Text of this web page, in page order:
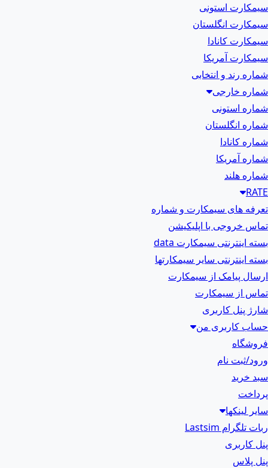
سیمکارت استونی
سیمکارت انگلستان
سیمکارت کانادا
سیمکارت آمریکا
شماره رند و انتخابی
شماره خارجی
شماره استونی
شماره انگلستان
شماره کانادا
شماره آمریکا
شماره هلند
RATE
تعرفه های سیمکارت و شماره
تماس خروجی با اپلیکیشن
بسته اینترنتی سیمکارت data
بسته اینترنتی سایر سیمکارتها
ارسال پیامک از سیمکارت
تماس از سیمکارت
شارژ پنل کاربری
حساب کاربری من
فروشگاه
ورود/ثبت نام
سبد خرید
پرداخت
سایر لینکها
ربات تلگرام Lastsim
پنل کاربری
پنل پلاس